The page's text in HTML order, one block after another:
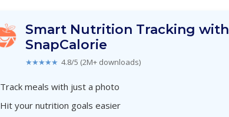
Smart Nutrition Tracking with
SnapCalorie
★★★★★ 4.8/5 (2M+ downloads)
Track meals with just a photo
Hit your nutrition goals easier